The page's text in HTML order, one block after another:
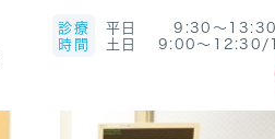
診療
時間
平日 9:30～
土日 9:00～12:30/